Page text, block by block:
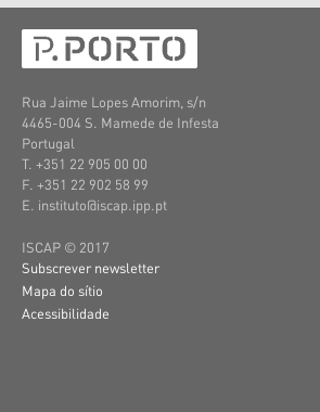
Rua Jaime Lopes Amorim, s/n
4465-004 S. Mamede de Infesta
Portugal
T. +351 22 905 00 00
F. +351 22 902 58 99
E. instituto@iscap.ipp.pt
ISCAP © 2017
Subscrever newsletter
Mapa do sítio
Acessibilidade